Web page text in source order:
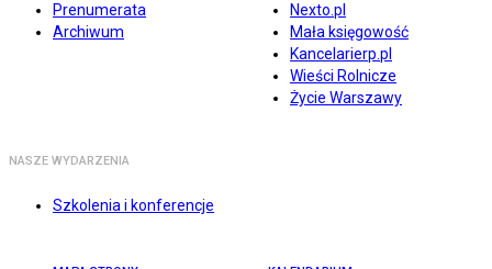
Prenumerata
Archiwum
Nexto.pl
Mała księgowość
Kancelarierp.pl
Wieści Rolnicze
Życie Warszawy
NASZE WYDARZENIA
Szkolenia i konferencje